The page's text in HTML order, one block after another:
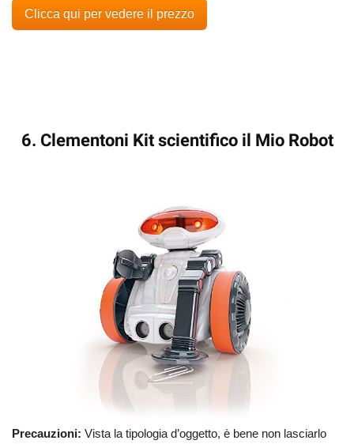
Clicca qui per vedere il prezzo
6. Clementoni Kit scientifico il Mio Robot
Precauzioni: Vista la tipologia d’oggetto, è bene non lasciarlo